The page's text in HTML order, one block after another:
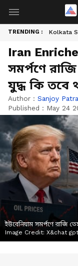
TRENDING : Kolkata
Iran
সমর্পণে
যুদ্ধ কি তবে
Author : Sanjoy Patra
Published : May 24
ইউরেনিয়াম সমর্পণে রাজি
Image Credit: X&chat gpt